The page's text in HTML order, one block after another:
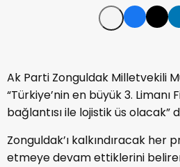
Ak Parti Zonguldak Milletvekili
“Türkiye’nin en büyük 3. Limanı
bağlantısı ile lojistik üs olacak”
Zonguldak’ı kalkındıracak her
etmeye devam ettiklerini